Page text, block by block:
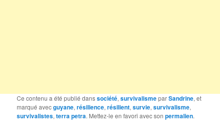
Ce contenu a été publié danssociété,survivalismeparSandrine, et
marqué avecguyane,résilience,résilient,survie,survivalisme,
survivalistes,terra petra. Mettez-le en favori avec sonpermalien.